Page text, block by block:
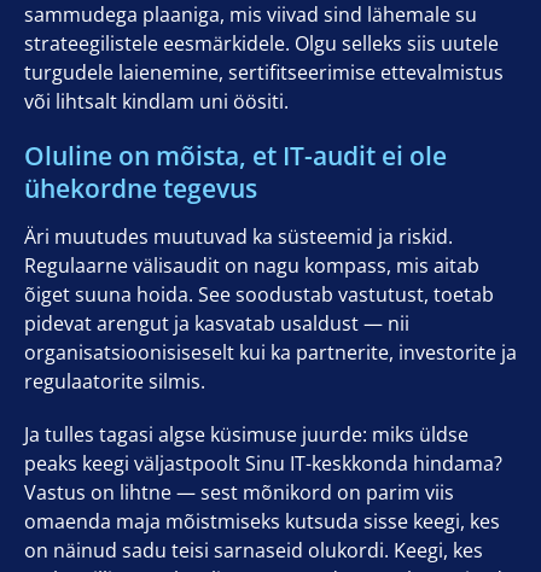
sammudega plaaniga, mis viivad sind lähemale su
strateegilistele eesmärkidele. Olgu selleks siis uutele
turgudele laienemine, sertifitseerimise ettevalmistus
või lihtsalt kindlam uni öösiti.
Oluline on mõista, et IT-audit ei ole
ühekordne tegevus
Äri muutudes muutuvad ka süsteemid ja riskid.
Regulaarne välisaudit on nagu kompass, mis aitab
õiget suuna hoida. See soodustab vastutust, toetab
pidevat arengut ja kasvatab usaldust — nii
organisatsioonisiseselt kui ka partnerite, investorite ja
regulaatorite silmis.
Ja tulles tagasi algse küsimuse juurde: miks üldse
peaks keegi väljastpoolt Sinu IT-keskkonda hindama?
Vastus on lihtne — sest mõnikord on parim viis
omaenda maja mõistmiseks kutsuda sisse keegi, kes
on näinud sadu teisi sarnaseid olukordi. Keegi, kes